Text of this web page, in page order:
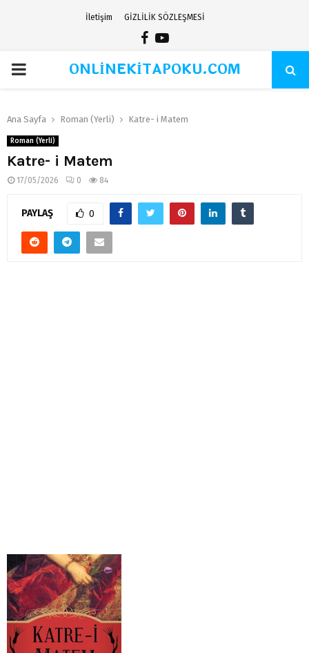
İletişim GİZLİLİK SÖZLEŞMESİ
Facebook
Youtube
PRIMARYONLİNEKİTAPOKU.COM
Ana Sayfa Roman (Yerli) Katre- i Matem
Roman (Yerli)
Katre- i Matem
17/05/2026 0 84
PAYLAŞ 0